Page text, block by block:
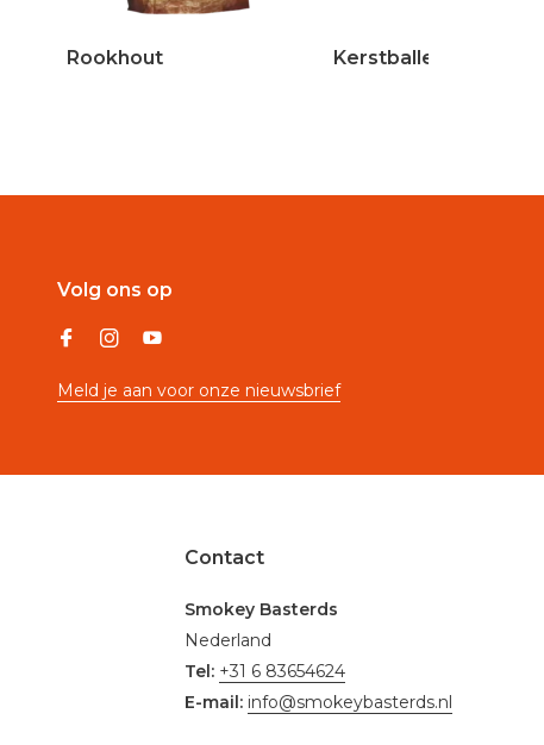
Rookhout Kerstballen
Volg ons op
Meld je aan voor onze nieuwsbrief
Contact
Smokey Basterds
Nederland
Tel: +31 6 83654624
E-mail: info@smokeybasterds.nl